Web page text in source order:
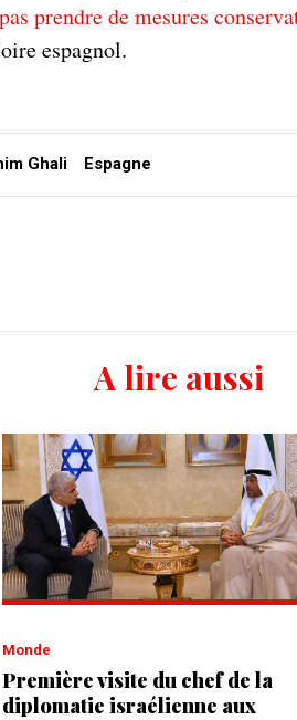
prendre de mesures
espagnol.
Ghali Espagne
A lire aussi
Monde
Première visite du chef de la
diplomatie israélienne aux